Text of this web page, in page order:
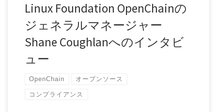
Linux Foundation OpenChainの
ジェネラルマネージャー
Shane Coughlanへのインタビ
ュー
OpenChain オープンソース
コンプライアンス